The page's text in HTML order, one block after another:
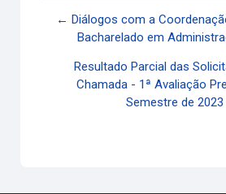
← Diálogos com a
Bacharelado em
Resultado Parcial das
Chamada - 1ª Avaliação
Semestre de